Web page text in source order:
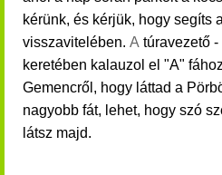
kérünk, és kérjük, hogy segíts
visszavitelében. A túravezető
keretében kalauzol el "A"
Gemencről, hogy láttad a
nagyobb fát, lehet, hogy szó
látsz majd.